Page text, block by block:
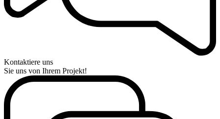
Kontaktiere uns
Sie uns von Ihrem Projekt!